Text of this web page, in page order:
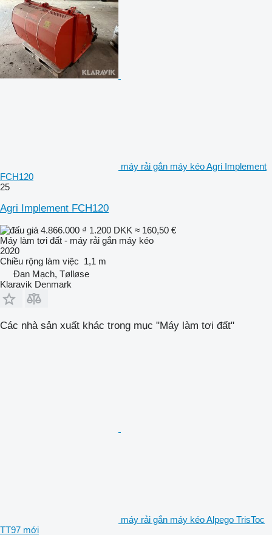
máy rải gắn máy kéo Agri Implement
FCH120
25
Agri Implement FCH120
4.866.000 ₫ 1.200 DKK ≈ 160,50 €
Máy làm tơi đất - máy rải gắn máy kéo
2020
Chiều rộng làm việc 1,1 m
Đan Mạch, Tølløse
Klaravik Denmark
Các nhà sản xuất khác trong mục "Máy làm tơi đất"
máy rải gắn máy kéo Alpego TrisToc
TT97 mới